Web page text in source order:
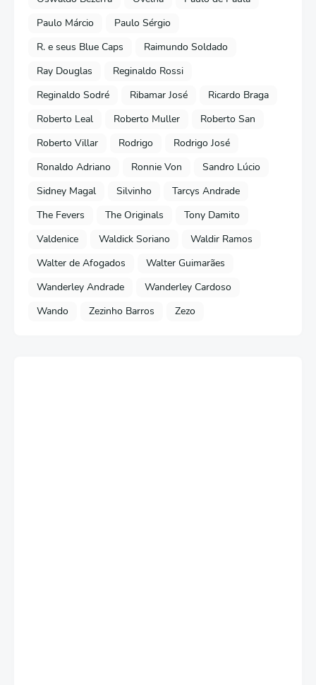
Paulo Márcio
Paulo Sérgio
R. e seus Blue Caps
Raimundo Soldado
Ray Douglas
Reginaldo Rossi
Reginaldo Sodré
Ribamar José
Ricardo Braga
Roberto Leal
Roberto Muller
Roberto San
Roberto Villar
Rodrigo
Rodrigo José
Ronaldo Adriano
Ronnie Von
Sandro Lúcio
Sidney Magal
Silvinho
Tarcys Andrade
The Fevers
The Originals
Tony Damito
Valdenice
Waldick Soriano
Waldir Ramos
Walter de Afogados
Walter Guimarães
Wanderley Andrade
Wanderley Cardoso
Wando
Zezinho Barros Zezo